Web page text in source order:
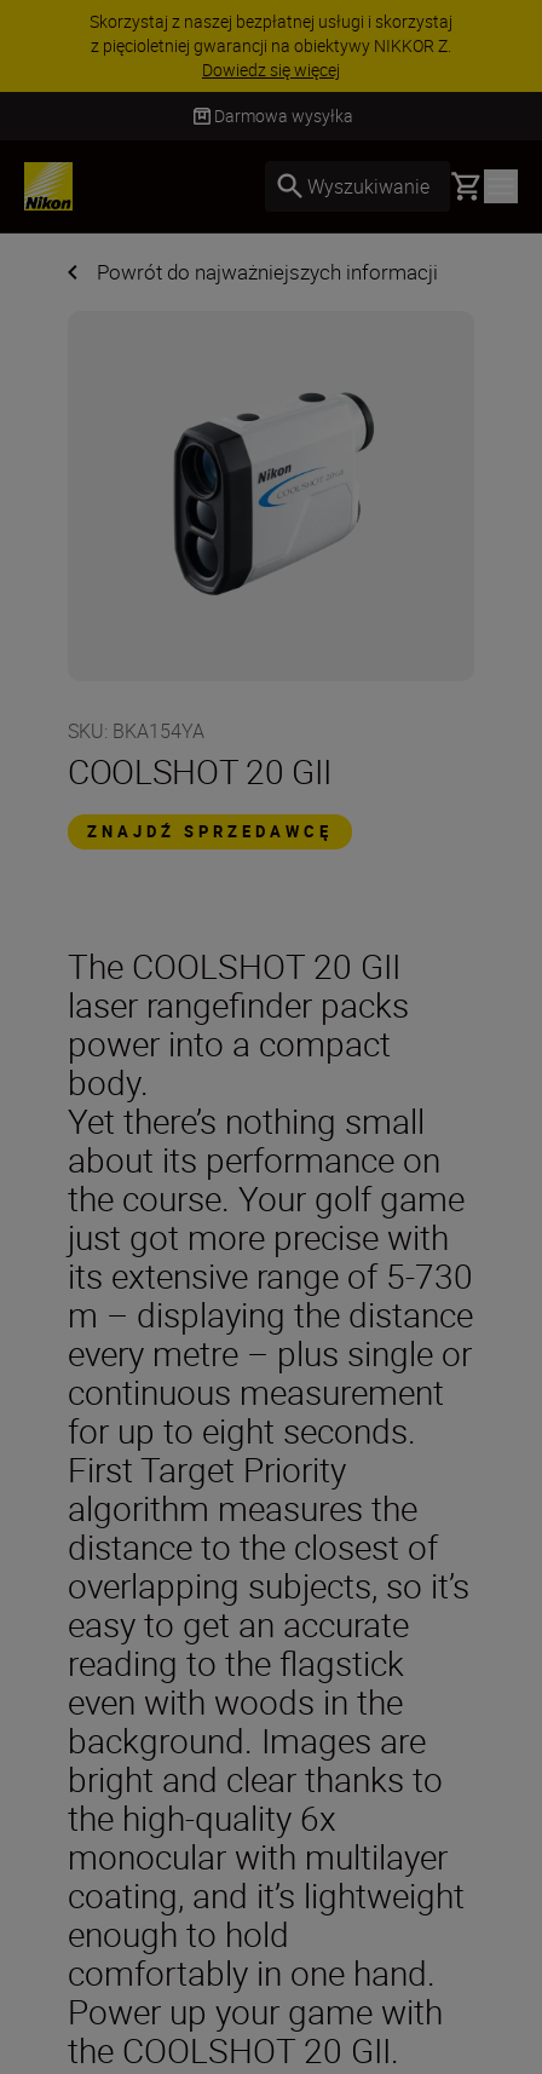
Skorzystaj z naszej bezpłatnej usługi i skorzystaj
z pięcioletniej gwarancji na obiektywy NIKKOR Z.
Dowiedz się więcej
Darmowa wysyłka
Wyszukiwanie Basket
Powrót do najważniejszych informacji
SKU: BKA154YA
COOLSHOT 20 GII
ZNAJDŹ SPRZEDAWCĘ
The COOLSHOT 20 GII
laser rangefinder packs
power into a compact
body.
Yet there’s nothing small
about its performance on
the course. Your golf game
just got more precise with
its extensive range of 5-730
m – displaying the distance
every metre – plus single or
continuous measurement
for up to eight seconds.
First Target Priority
algorithm measures the
distance to the closest of
overlapping subjects, so it’s
easy to get an accurate
reading to the flagstick
even with woods in the
background. Images are
bright and clear thanks to
the high-quality 6x
monocular with multilayer
coating, and it’s lightweight
enough to hold
comfortably in one hand.
Power up your game with
the COOLSHOT 20 GII.